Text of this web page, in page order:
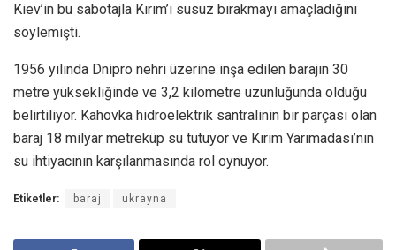
Kiev’in bu sabotajla Kırım’ı susuz bırakmayı amaçladığını
söylemişti.
1956 yılında Dnipro nehri üzerine inşa edilen barajın 30
metre yüksekliğinde ve 3,2 kilometre uzunluğunda olduğu
belirtiliyor. Kahovka hidroelektrik santralinin bir parçası olan
baraj 18 milyar metreküp su tutuyor ve Kırım Yarımadası’nın
su ihtiyacının karşılanmasında rol oynuyor.
Etiketler: baraj ukrayna